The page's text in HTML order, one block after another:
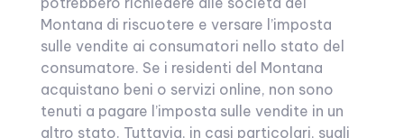
Montana di riscuotere e versare l’imposta
sulle vendite ai consumatori nello stato del
consumatore. Se i residenti del Montana
acquistano beni o servizi online, non sono
tenuti a pagare l’imposta sulle vendite in un
altro stato. Tuttavia, in casi particolari, sugli